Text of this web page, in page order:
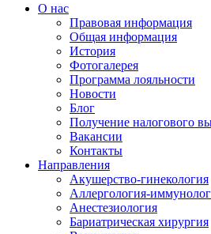
О нас
Правовая информация
Общая информация
История
Фотогалерея
Программа лояльности
Новости
Блог
Получение налогового
Вакансии
Контакты
Направления
Акушерство-гинекология
Аллергология-
Анестезиология
Бариатрическая хирургия